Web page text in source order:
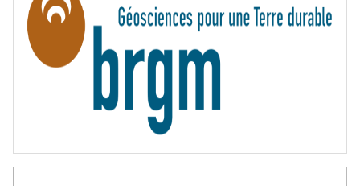
T
É